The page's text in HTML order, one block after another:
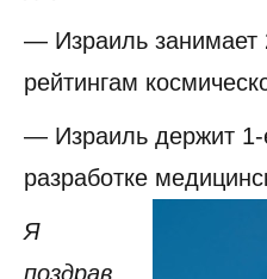
— Израиль занимает
рейтингам
— Израиль держит
разработке
Я
поздрав